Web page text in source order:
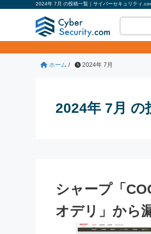
2024年 7月 の投稿一覧｜サイバーセキュリティ
ホーム / 2024年 7月
2024年 7月 の
シャープ「
オデリ」から